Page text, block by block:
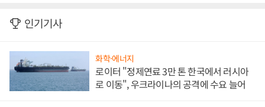
인기기사
화학·에너지
로이터 "정제연료 3만 톤 한국에서 러시아
로 이동", 우크라이나의 공격에 수요 늘어